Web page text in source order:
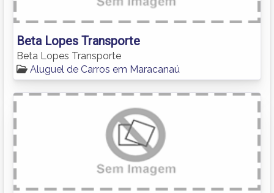
Beta Lopes Transporte
Beta Lopes Transporte
Aluguel de Carros em Maracanaú